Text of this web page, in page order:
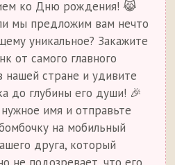
ко Дню рождения! 😹
мы предложим вам нечто
уникальное? Закажите
от самого главного
нашей стране и удивите
до глубины его души! 🎉
имя и отправьте
на мобильный
друга, который